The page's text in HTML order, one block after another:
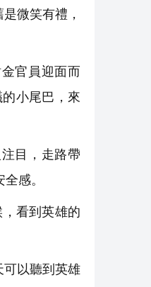
微笑有禮，
官員迎面而
小尾巴，來
目，走路帶
感。
看到英雄的
以聽到英雄